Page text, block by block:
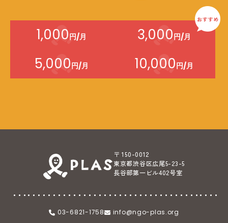
1,000円/月 3,000円/月
5,000円/月 10,000円/月
〒 150-0012
東京都渋谷区広尾5-23-5
長谷部第一ビル402号室
03-6821-1758 info@ngo-plas.org